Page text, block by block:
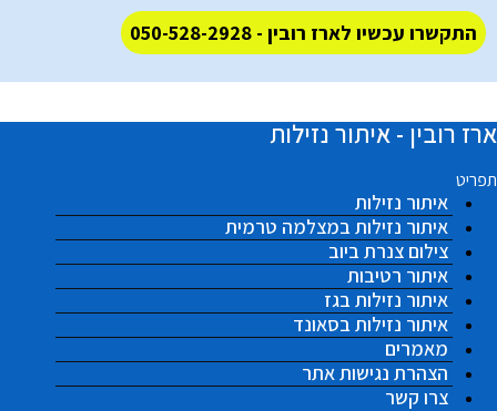
התקשרו עכשיו לארז רובין - 050-528-2928
ארז רובין - איתור נזילות
תפריט
איתור נזילות
איתור נזילות במצלמה טרמית
צילום צנרת ביוב
איתור רטיבות
איתור נזילות בגז
איתור נזילות בסאונד
מאמרים
הצהרת נגישות אתר
צרו קשר